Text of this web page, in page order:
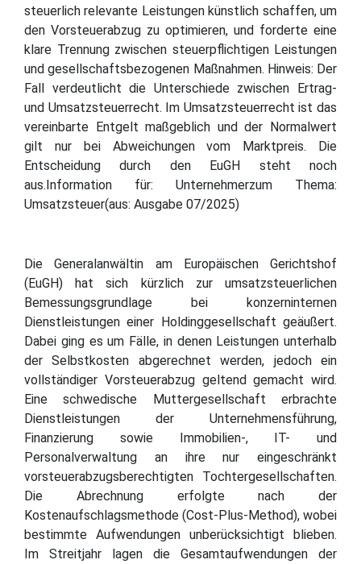
steuerlich relevante Leistungen künstlich schaffen, um
den Vorsteuerabzug zu optimieren, und forderte eine
klare Trennung zwischen steuerpflichtigen Leistungen
und gesellschaftsbezogenen Maßnahmen. Hinweis: Der
Fall verdeutlicht die Unterschiede zwischen Ertrag-
und Umsatzsteuerrecht. Im Umsatzsteuerrecht ist das
vereinbarte Entgelt maßgeblich und der Normalwert
gilt nur bei Abweichungen vom Marktpreis. Die
Entscheidung durch den EuGH steht noch
aus.Information für: Unternehmerzum Thema:
Umsatzsteuer(aus: Ausgabe 07/2025)
Die Generalanwältin am Europäischen Gerichtshof
(EuGH) hat sich kürzlich zur umsatzsteuerlichen
Bemessungsgrundlage bei konzerninternen
Dienstleistungen einer Holdinggesellschaft geäußert.
Dabei ging es um Fälle, in denen Leistungen unterhalb
der Selbstkosten abgerechnet werden, jedoch ein
vollständiger Vorsteuerabzug geltend gemacht wird.
Eine schwedische Muttergesellschaft erbrachte
Dienstleistungen der Unternehmensführung,
Finanzierung sowie Immobilien-, IT- und
Personalverwaltung an ihre nur eingeschränkt
vorsteuerabzugsberechtigten Tochtergesellschaften.
Die Abrechnung erfolgte nach der
Kostenaufschlagsmethode (Cost-Plus-Method), wobei
bestimmte Aufwendungen unberücksichtigt blieben.
Im Streitjahr lagen die Gesamtaufwendungen der